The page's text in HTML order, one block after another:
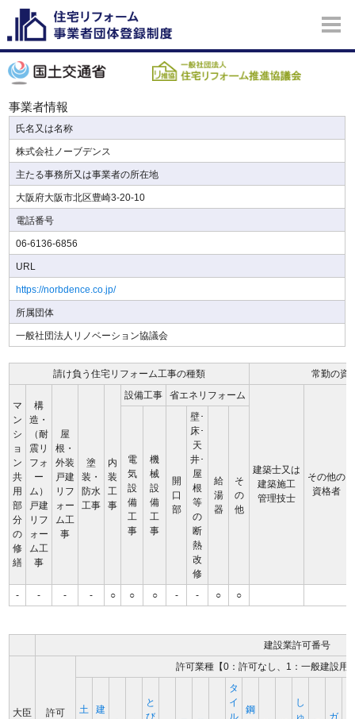
事業者情報
氏名又は名称
株式会社ノーブデンス
主たる事務所又は事業者の所在地
大阪府大阪市北区豊崎3-20-10
電話番号
06-6136-6856
URL
https://norbdence.co.jp/
所属団体
一般社団法人リノベーション協議会
請け負う住宅リフォーム工事の種類 常勤の資
マ
ン
シ
ョ
ン
共
用
部
分
の
修
繕
構
造・
（耐
震リ
フォ
ー
ム）
戸建
リフ
ォー
ム工
事
屋
根・
外装
戸建
リフ
ォー
ム工
事
塗
装・
防水
工事
内
装
工
事
設備工事 省エネリフォーム
建築士又は
建築施工
管理技士
その他の
資格者
電
気
設
備
工
事
機
械
設
備
工
事
開
口
部
壁･
床･
天
井･
屋
根
等
の
断
熱
改
修
給
湯
器
そ
の
他
- - - - ○ ○ ○ - - ○ ○
建設業許可番号
大臣
許可
許可業種【0：許可なし、1：一般建設用
土
建
と
び
タ
イ
ル
鋼
し
ゅ
ガ